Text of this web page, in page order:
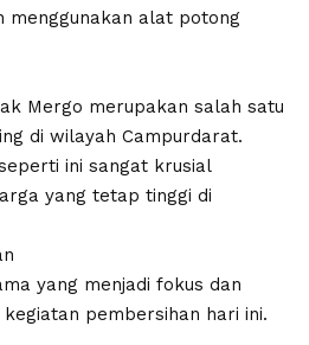
menggunakan alat potong
Mergo merupakan salah satu
di wilayah Campurdarat.
ini sangat krusial
yang tetap tinggi di
yang menjadi fokus dan
pembersihan hari ini.